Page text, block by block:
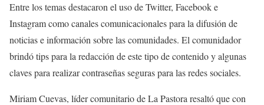
Entre los temas destacaron el uso de Twitter, Facebook e
Instagram como canales comunicacionales para la difusión de
noticias e información sobre las comunidades. El comunidador
brindó tips para la redacción de este tipo de contenido y algunas
claves para realizar contraseñas seguras para las redes sociales.
Miriam Cuevas, líder comunitario de La Pastora resaltó que con